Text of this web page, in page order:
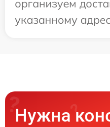
организуем
указанному
Нужна